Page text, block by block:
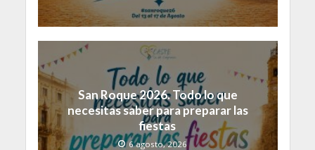
San Roque 2026. Todo lo que
necesitas saber para preparar las
fiestas
6 agosto, 2026